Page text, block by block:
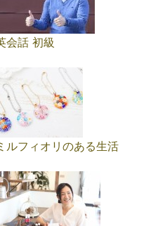
会話 初級
ルフィオリのある生活